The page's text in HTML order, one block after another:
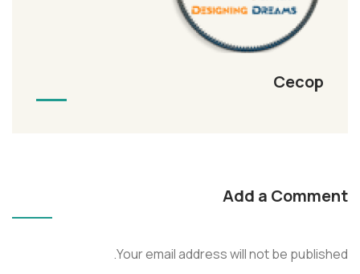
Cecop
Add a Comment
Your email address will not be published.